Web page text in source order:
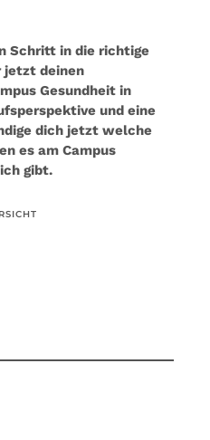
Schritt in die richtige
jetzt deinen
Gesundheit in
und eine
dich jetzt welche
es am Campus
gibt.